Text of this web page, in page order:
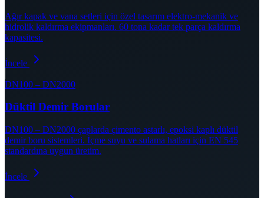
Ağır kapak ve vana setleri için özel tasarım elektro-mekanik ve
hidrolik kaldırma ekipmanları. 60 tona kadar tek parça kaldırma
kapasitesi.
İncele
DN100 – DN2000
Düktil Demir Borular
DN100 – DN2000 çaplarda çimento astarlı, epoksi kaplı düktil
demir boru sistemleri. İçme suyu ve sulama hatları için EN 545
standardına uygun üretim.
İncele